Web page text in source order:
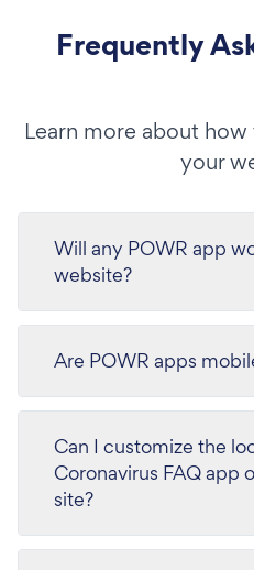
Frequently
Learn more about
your
Will any POWR app
website?
Are POWR apps
Can I customize the
Coronavirus FAQ app
site?